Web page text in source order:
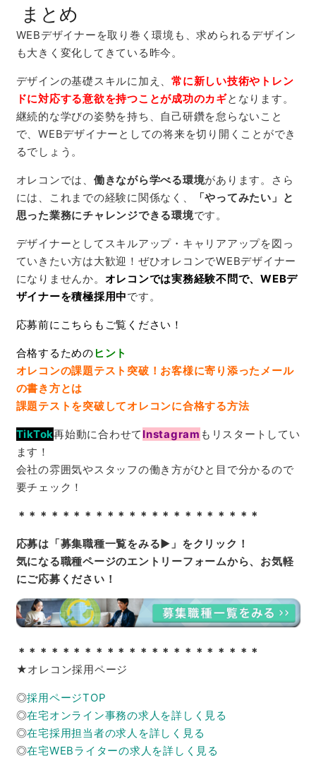
まとめ
WEBデザイナーを取り巻く環境も、求められるデザイン
も大きく変化してきている昨今。
デザインの基礎スキルに加え、 常に新しい技術やトレン
ドに対応する意欲を持つことが成功のカギとなります。
継続的な学びの姿勢を持ち、自己研鑽を怠らないこと
で、 WEBデザイナーとしての将来を切り開くことができ
るでしょう。
オレコンでは、 働きながら学べる環境があります。さら
には、これまでの経験に関係なく、
「やってみたい」と
思った業務にチャレンジできる環境です。
デザイナーとしてスキルアップ・キャリアアップを図っ
ていきたい方は大歓迎！ぜひオレコンでWEBデザイナー
になりませんか。 オレコンでは実務経験不問で、WEBデ
ザイナーを積極採用中です。
応募前にこちらもご覧ください！
合格するための ヒント
オレコンの課題テスト突破！お客様に寄り添ったメール
の書き方とは
課題テストを突破してオレコンに合格する方法
TikTok再始動に合わせて Instagram もリスタートしてい
ます！
会社の雰囲気やスタッフの働き方がひと目で分かるので
要チェック！
＊＊＊＊＊＊＊＊＊＊＊＊＊＊＊＊＊＊＊＊＊＊
応募は「募集職種一覧をみる▶」をクリック！
気になる職種ページのエントリーフォームから、お気軽
にご応募ください！
＊＊＊＊＊＊＊＊＊＊＊＊＊＊＊＊＊＊＊＊＊＊
★オレコン採用ページ
◎採用ページTOP
◎在宅オンライン事務の求人を詳しく見る
◎在宅採用担当者の求人を詳しく見る
◎在宅WEBライターの求人を詳しく見る